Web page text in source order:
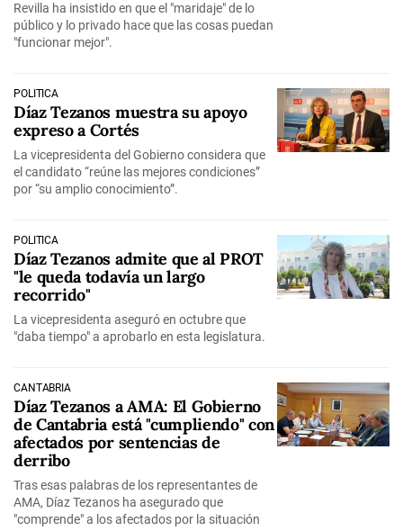
Revilla ha insistido en que el "maridaje" de lo
público y lo privado hace que las cosas puedan
"funcionar mejor".
POLÍTICA
Díaz Tezanos muestra su apoyo
expreso a Cortés
La vicepresidenta del Gobierno considera que
el candidato “reúne las mejores condiciones”
por “su amplio conocimiento”.
POLÍTICA
Díaz Tezanos admite que al PROT
"le queda todavía un largo
recorrido"
La vicepresidenta aseguró en octubre que
"daba tiempo" a aprobarlo en esta legislatura.
CANTABRIA
Díaz Tezanos a AMA: El Gobierno
de Cantabria está "cumpliendo" con
afectados por sentencias de
derribo
Tras esas palabras de los representantes de
AMA, Díaz Tezanos ha asegurado que
"comprende" a los afectados por la situación